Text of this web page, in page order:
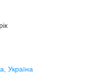
Україна